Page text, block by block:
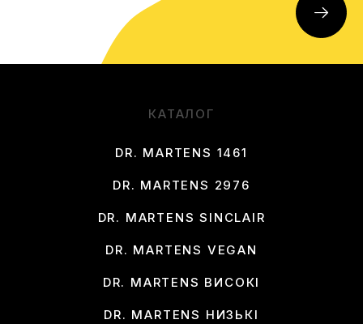
КАТАЛОГ
DR. MARTENS 1461
DR. MARTENS 2976
DR. MARTENS SINCLAIR
DR. MARTENS VEGAN
DR. MARTENS ВИСОКІ
DR. MARTENS НИЗЬКІ